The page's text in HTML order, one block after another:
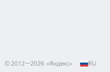
© 2012—2026 «Яндекс» RU